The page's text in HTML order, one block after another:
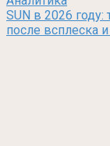
SUN в 2026 году:
после всплеска